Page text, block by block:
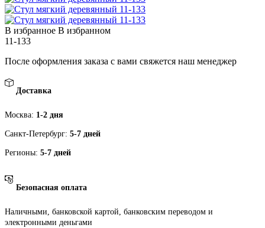
В избранное В избранном
11-133
После оформления заказа с вами свяжется наш менеджер
Доставка
Москва: 1-2 дня
Санкт-Петербург: 5-7 дней
Регионы: 5-7 дней
Безопасная оплата
Наличными, банковской картой, банковским переводом и
электронными деньгами